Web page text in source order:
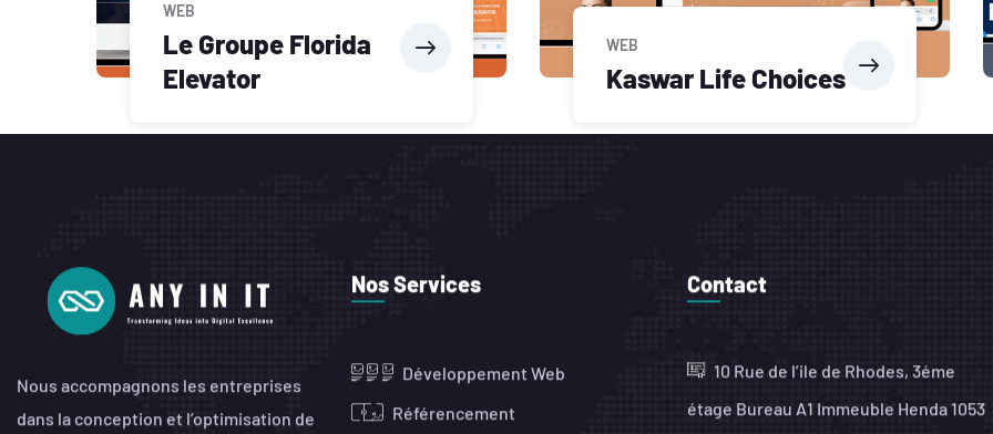
WEB
Le Groupe Florida
Elevator
WEB
Kaswar Life Choices
Nous accompagnons les entreprises
dans la conception et l’optimisation de
Nos Services
Développement Web
Référencement
Contact
10 Rue de l’ile de Rhodes, 3éme
étage Bureau A1 Immeuble Henda 1053